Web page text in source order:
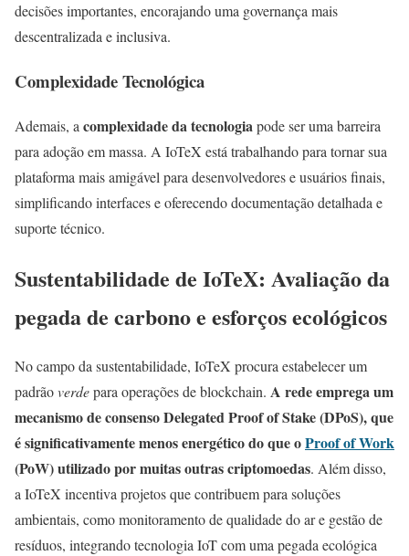
decisões importantes, encorajando uma governança mais
descentralizada e inclusiva.
Complexidade Tecnológica
Ademais, a complexidade da tecnologiapode ser uma barreira
para adoção em massa. A IoTeX está trabalhando para tornar sua
plataforma mais amigável para desenvolvedores e usuários finais,
simplificando interfaces e oferecendo documentação detalhada e
suporte técnico.
Sustentabilidade de IoTeX: Avaliação da
pegada de carbono e esforços ecológicos
No campo da sustentabilidade, IoTeX procura estabelecer um
padrãoverdepara operações de blockchain. A rede emprega um
mecanismo de consenso Delegated Proof of Stake (DPoS), que
é significativamente menos energético do que oProof of Work
(PoW) utilizado por muitas outras criptomoedas. Além disso,
a IoTeX incentiva projetos que contribuem para soluções
ambientais, como monitoramento de qualidade do ar e gestão de
resíduos, integrando tecnologia IoT com uma pegada ecológica